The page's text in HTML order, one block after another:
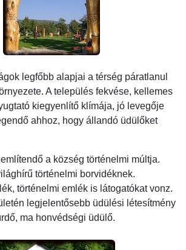
legfőbb alapjai a térség páratlanul
A település fekvése, kellemes
kiegyenlítő klímája, jó levegője
ahhoz, hogy állandó üdülőket
a község történelmi múltja.
történelmi borvidéknek.
történelmi emlék is látogatókat vonz.
legjelentősebb üdülési létesítmény
ma honvédségi üdülő.